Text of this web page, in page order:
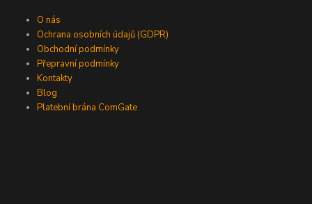
O nás
Ochrana osobních údajů (GDPR)
Obchodní podmínky
Přepravní podmínky
Kontakty
Blog
Platební brána ComGate